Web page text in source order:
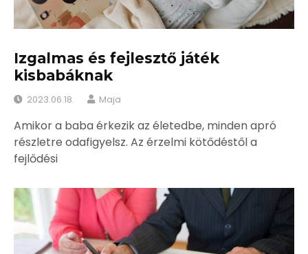
Izgalmas és fejlesztő játék
kisbabáknak
2023.06.18. Maja
Amikor a baba érkezik az életedbe, minden apró
részletre odafigyelsz. Az érzelmi kötődéstől a
fejlődési